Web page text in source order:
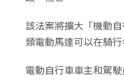
該法案將擴大「機動
類電動馬達可以在騎
電動自行車車主和駕